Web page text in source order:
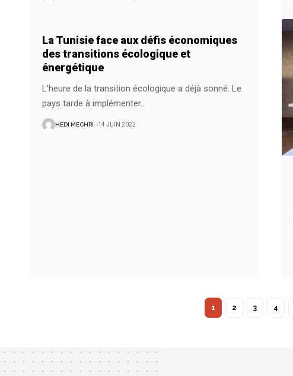
La Tunisie face aux défis économiques
des transitions écologique et
énergétique
L’heure de la transition écologique a déjà sonné. Le
pays tarde à implémenter…
HÉDI MECHRI 14 JUIN 2022
1 2 3 4